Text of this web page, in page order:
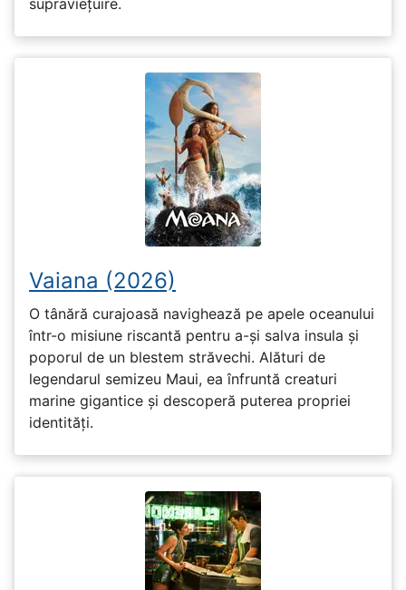
supraviețuire.
Vaiana (2026)
O tânără curajoasă navighează pe apele oceanului
într-o misiune riscantă pentru a-și salva insula și
poporul de un blestem străvechi. Alături de
legendarul semizeu Maui, ea înfruntă creaturi
marine gigantice și descoperă puterea propriei
identități.